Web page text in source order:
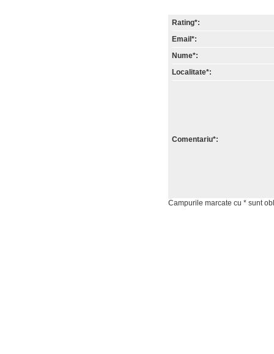
Rating*:
Email*:
Nume*:
Localitate*:
Comentariu*:
Campurile marcate cu * sunt